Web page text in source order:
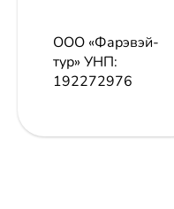
ООО «Фарэвэй-
тур» УНП:
192272976